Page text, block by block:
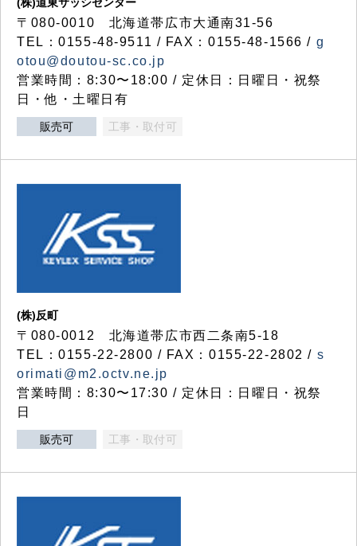
〒080-0010 北海道帯広市大通南31-56
TEL：0155-48-9511 / FAX：0155-48-1566 / g
otou@doutou-sc.co.jp
営業時間：8:30〜18:00 / 定休日：日曜日・祝祭
日・他・土曜日有
販売可 工事・取付可
(株)反町
〒080-0012 北海道帯広市西二条南5-18
TEL：0155-22-2800 / FAX：0155-22-2802 / s
orimati@m2.octv.ne.jp
営業時間：8:30〜17:30 / 定休日：日曜日・祝祭
日
販売可 工事・取付可